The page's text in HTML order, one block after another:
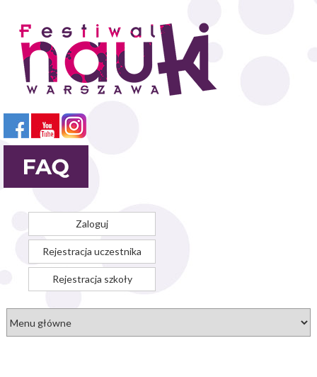
treści
Zaloguj
Rejestracja uczestnika
Rejestracja szkoły